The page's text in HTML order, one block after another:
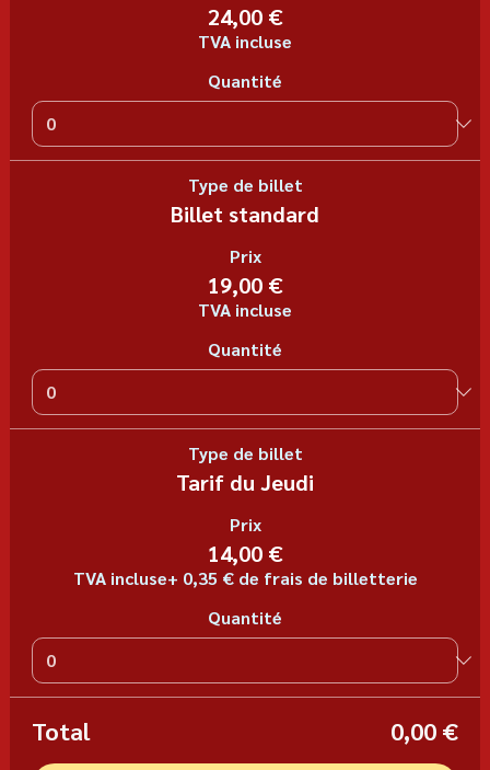
24,00 €
TVA incluse
Quantité
Type de billet
Billet standard
Prix
19,00 €
TVA incluse
Quantité
Type de billet
Tarif du Jeudi
Prix
14,00 €
TVA incluse+ 0,35 € de frais de billetterie
Quantité
Total 0,00 €